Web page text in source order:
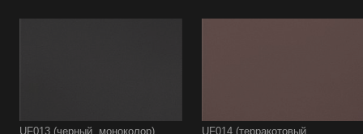
UF013 (черный, моноколор)
UF014 (терракотовый,